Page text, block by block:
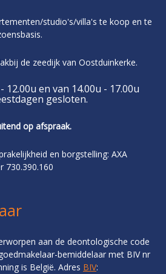
studio's/villa's te koop en te
de zeedijk van Oostduinkerke.
12.00u en van 14.00u - 17.00u
gesloten.
op afspraak.
en borgstelling: AXA
730.390.160
aan de deontologische code
bemiddelaar met BIV nr
is België. Adres BIV: